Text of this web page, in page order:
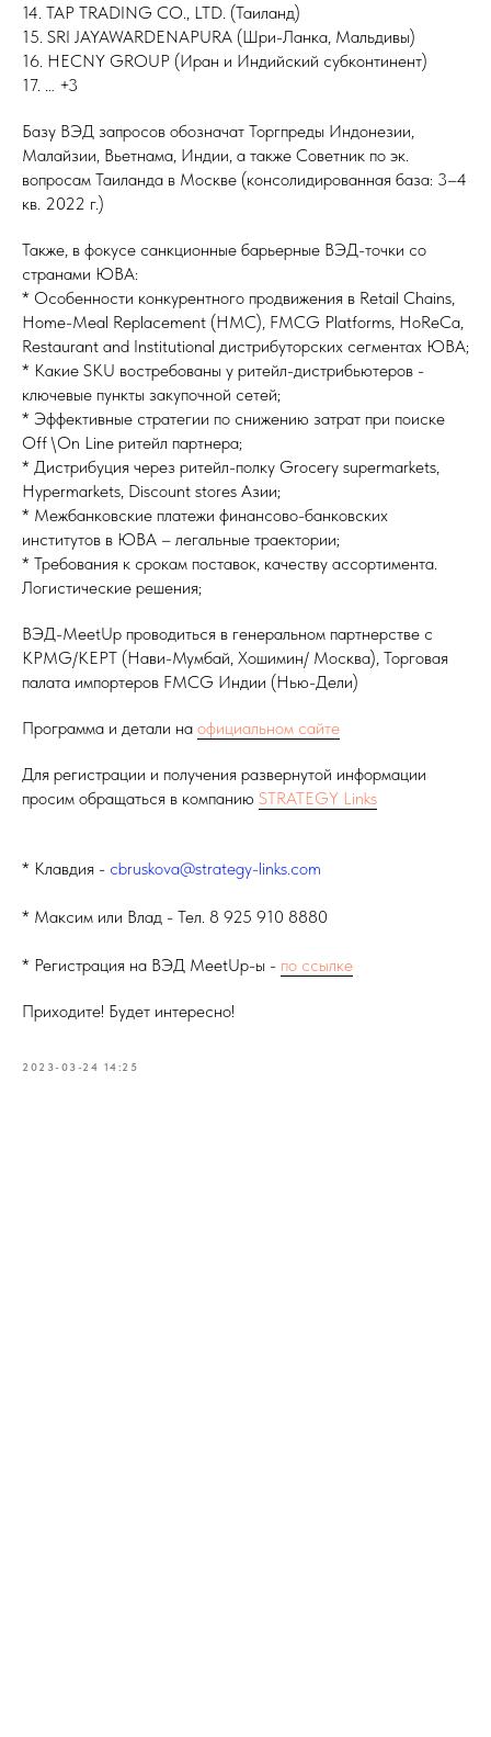
14. TAP TRADING CO., LTD. (Таиланд)
15. SRI JAYAWARDENAPURA (Шри-Ланка, Мальдивы)
16. HECNY GROUP (Иран и Индийский субконтинент)
17. … +3
Базу ВЭД запросов обозначат Торгпреды Индонезии,
Малайзии, Вьетнама, Индии, а также Советник по эк.
вопросам Таиланда в Москве (консолидированная база: 3–4
кв. 2022 г.)
Также, в фокусе санкционные барьерные ВЭД-точки со
странами ЮВА:
* Особенности конкурентного продвижения в Retail Chains,
Home-Meal Replacement (HMC), FMCG Platforms, HoReCa,
Restaurant and Institutional дистрибуторских сегментах ЮВА;
* Какие SKU востребованы у ритейл-дистрибьютеров -
ключевые пункты закупочной сетей;
* Эффективные стратегии по снижению затрат при поиске
Off \On Line ритейл партнера;
* Дистрибуция через ритейл-полку Grocery supermarkets,
Hypermarkets, Discount stores Азии;
* Межбанковские платежи финансово-банковских
институтов в ЮВА – легальные траектории;
* Требования к срокам поставок, качеству ассортимента.
Логистические решения;
ВЭД-MeetUp проводиться в генеральном партнерстве с
KPMG/KEPT (Нави-Мумбай, Хошимин/ Москва), Торговая
палата импортеров FMCG Индии (Нью-Дели)
Программа и детали на официальном сайте
Для регистрации и получения развернутой информации
просим обращаться в компанию STRATEGY Links
* Клавдия - cbruskova@strategy-links.com
* Максим или Влад - Тел. 8 925 910 8880
* Регистрация на ВЭД MeetUp-ы - по ссылке
Приходите! Будет интересно!
2023-03-24 14:25